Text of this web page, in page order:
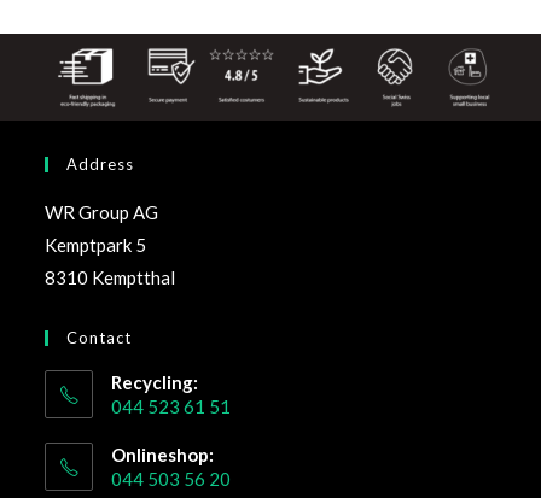
Address
WR Group AG
Kemptpark 5
8310 Kemptthal
Contact
Recycling:
044 523 61 51
Onlineshop:
044 503 56 20